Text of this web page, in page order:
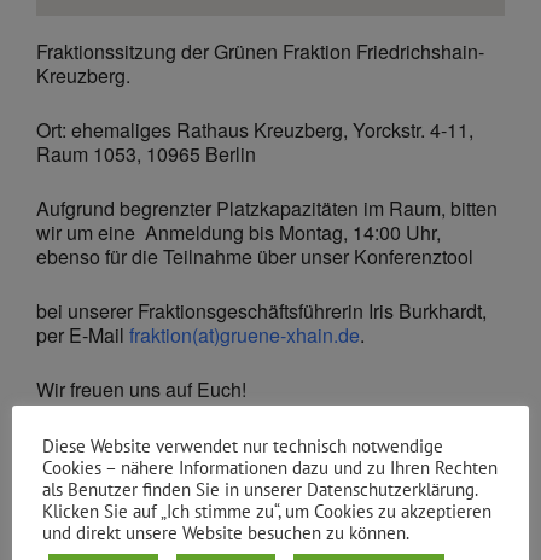
Fraktionssitzung der Grünen Fraktion Friedrichshain-
Kreuzberg.
Ort: ehemaliges Rathaus Kreuzberg, Yorckstr. 4-11,
Raum 1053, 10965 Berlin
Aufgrund begrenzter Platzkapazitäten im Raum, bitten
wir um eine Anmeldung bis Montag, 14:00 Uhr,
ebenso für die Teilnahme über unser Konferenztool
bei unserer Fraktionsgeschäftsführerin Iris Burkhardt,
per E-Mail fraktion(at)gruene-xhain.de.
Wir freuen uns auf Euch!
VonFraktion Xhain | 05.05.2025
Diese Website verwendet nur technisch notwendige
Cookies – nähere Informationen dazu und zu Ihren Rechten
als Benutzer finden Sie in unserer Datenschutzerklärung.
Klicken Sie auf „Ich stimme zu“, um Cookies zu akzeptieren
und direkt unsere Website besuchen zu können.